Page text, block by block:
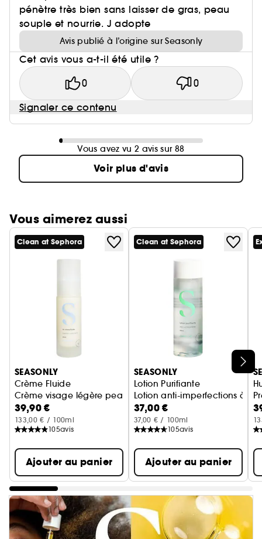
pénètre très bien sans laisser de gras, peau
souple et nourrie. J adopte
Avis publié à l’origine sur Seasonly
Cet avis vous a-t-il été utile ?
0 0
Signaler ce contenu
Vous avez vu 2 avis sur 88
Voir plus d'avis
Vous aimerez aussi
Ignorer le carrousel produits
Clean at Sephora
SEASONLY
Crème Fluide
Crème visage légère peau normale à mixte
39,90 €
133,00 € / 100ml
105avis
Ajouter au panier
Clean at Sephora
SEASONLY
Lotion Purifiante
Lotion anti-imperfections à la
37,00 €
37,00 € / 100ml
105avis
Ajouter au panier